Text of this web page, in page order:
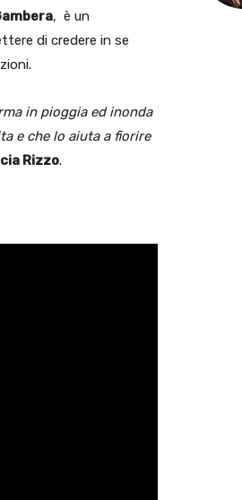
, è un
di credere in se
in pioggia ed inonda
e che lo aiuta a fiorire
Rizzo.